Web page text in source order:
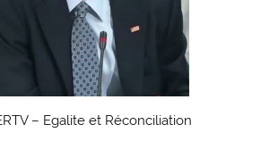
– Egalite et Réconciliation